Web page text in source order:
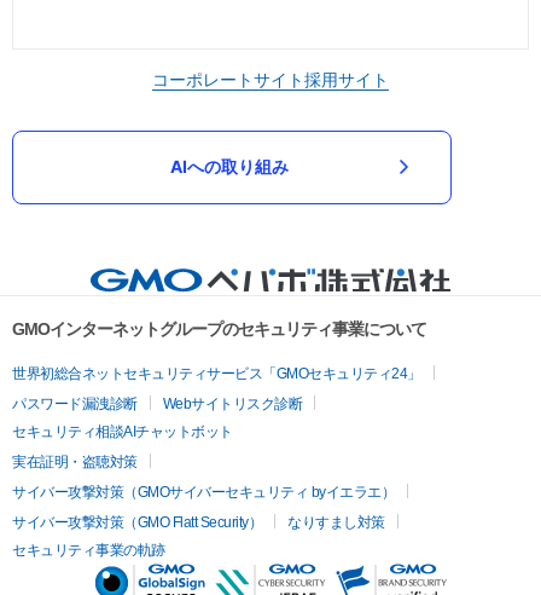
コーポレートサイト採用サイト
AIへの取り組み
GMOインターネットグループのセキュリティ事業について
世界初総合ネットセキュリティサービス「GMOセキュリティ24」
パスワード漏洩診断
Webサイトリスク診断
セキュリティ相談AIチャットボット
実在証明・盗聴対策
サイバー攻撃対策（GMOサイバーセキュリティ byイエラエ）
サイバー攻撃対策（GMO Flatt Security）
なりすまし対策
セキュリティ事業の軌跡